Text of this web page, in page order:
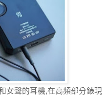
女聲的耳機,在高頻部分錶現